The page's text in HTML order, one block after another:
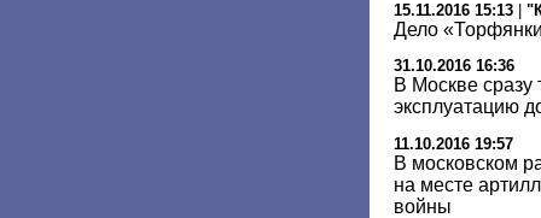
15.11.2016 15:13
Дело
31.10.2016 16:36
В Москве сразу
эксплуатацию
11.10.2016 19:57
В московском
на месте
войны